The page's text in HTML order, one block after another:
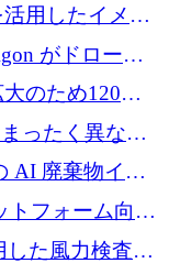
用したイメー
するためにシ
がドローン
、3,000 万ドル
のため120万
ったく異なる
えめな」後任
AI 廃棄物イン
シリーズ B で
トフォーム向け
得
した風力検査の